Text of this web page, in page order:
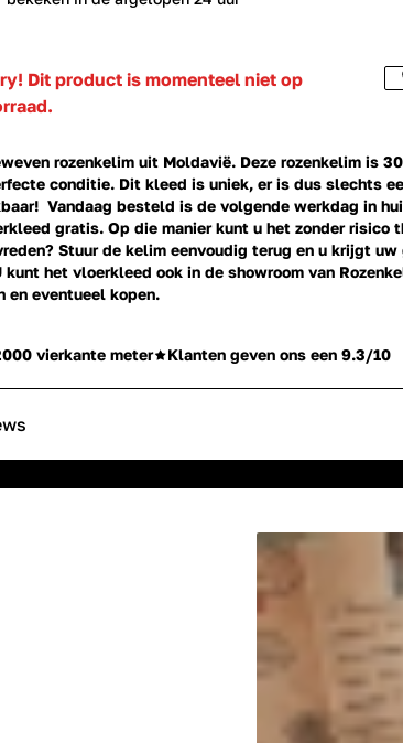
Dit product is momenteel niet op
rozenkelim uit Moldavië. Deze rozenkelim is
conditie. Dit kleed is uniek, er is dus slechts
Vandaag besteld is de volgende werkdag in
gratis. Op die manier kunt u het zonder risico
Stuur de kelim eenvoudig terug en u krijgt
kunt het vloerkleed ook in de showroom van
en eventueel kopen.
vierkante meter Klanten geven ons een 9.3/10